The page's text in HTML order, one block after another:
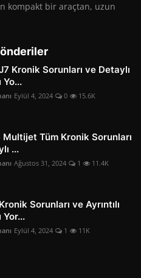
kompakt bir araçtan, uzun
Kronik Sorunları ve Detaylı
Yo...
Eylül 4, 2024 0 15.6K
Multijet Tüm Kronik Sorunları
...
Ağustos 31, 2024 1 11.4K
Sorunları ve Ayrıntılı
Yor...
Eylül 4, 2024 1 11K